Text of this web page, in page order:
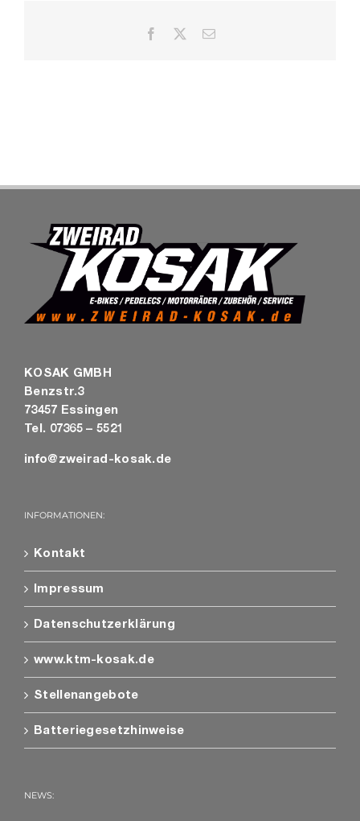
Facebook E-
KOSAK GMBH
Benzstr.3
73457 Essingen
Tel. 07365 – 5521
info@zweirad-kosak.de
INFORMATIONEN:
Kontakt
Impressum
Datenschutzerklärung
www.ktm-kosak.de
Stellenangebote
Batteriegesetzhinweise
NEWS: